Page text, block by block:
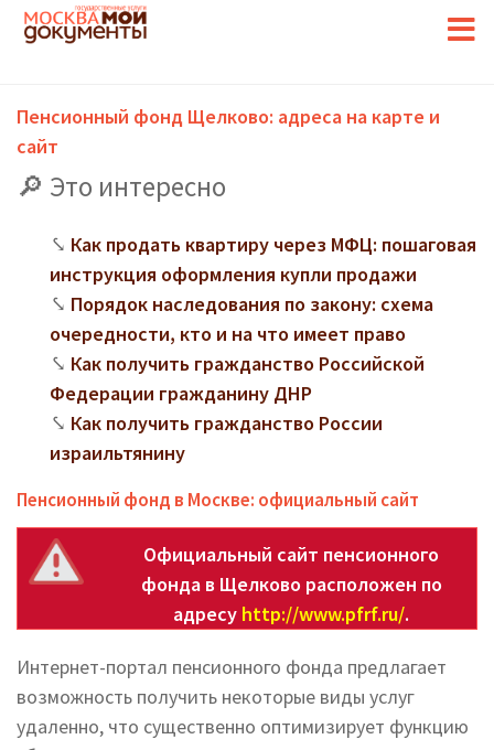
Пенсионный фонд Щелково: адреса на карте и
сайт
Это интересно
Как продать квартиру через МФЦ: пошаговая
инструкция оформления купли продажи
Порядок наследования по закону: схема
очередности, кто и на что имеет право
Как получить гражданство Российской
Федерации гражданину ДНР
Как получить гражданство России
израильтянину
Пенсионный фонд в Москве: официальный сайт
Официальный сайт пенсионного
фонда в Щелково расположен по
адресу http://www.pfrf.ru/.
Интернет-портал пенсионного фонда предлагает
возможность получить некоторые виды услуг
удаленно, что существенно оптимизирует функцию